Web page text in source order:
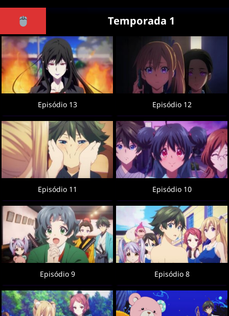
Temporada 1
Episódio 13 Episódio 12
Episódio 11 Episódio 10
Episódio 9 Episódio 8